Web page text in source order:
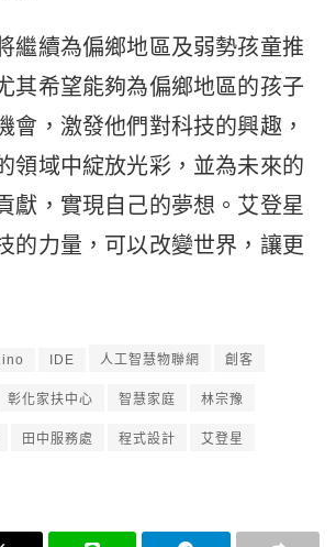
繼續為偏鄉地區及弱勢孩童推
其希望能夠為偏鄉地區的孩子
會，激發他們對科技的興趣，
領域中綻放光彩，並為未來的
獻，實現自己的夢想。艾登星
的力量，可以改變世界，讓更
IDE 人工智慧物聯網 創客
彰化家扶中心 智慧家庭 林宗豫
田中服務處 程式設計 艾登星